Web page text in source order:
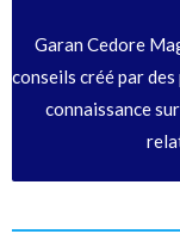
Garan Cedore
conseils créé par
connaissance